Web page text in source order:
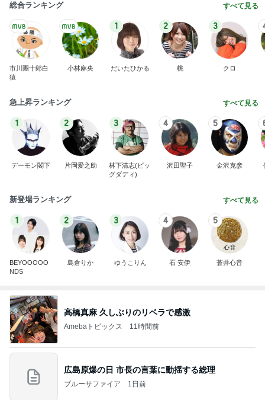
総合ランキング すべて見る
市川團十郎白
猿
小林麻央
1
だいたひかる
2
桃
3
クロ
急上昇ランキング すべて見る
1
デーモン閣下
2
片岡愛之助
3
林下清志(ビッ
グダディ)
4
沢田聖子
5
金沢克彦
新登場ランキング すべて見る
1
BEYOOOOO
NDS
2
島倉りか
3
ゆうこりん
4
石 安伊
5
蒼井心音
高橋真麻 久しぶりのリベラで感激
Amebaトピックス 11時間前
広島原爆の日 市長の言葉に動揺する総理
ブルーサファイア 1日前